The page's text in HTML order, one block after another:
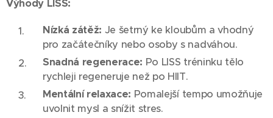
Výhody LISS:
Nízká zátěž: Je šetrný ke kloubům a vhodný
pro začátečníky nebo osoby s nadváhou.
Snadná regenerace: Po LISS tréninku tělo
rychleji regeneruje než po HIIT.
Mentální relaxace: Pomalejší tempo umožňuje
uvolnit mysl a snížit stres.